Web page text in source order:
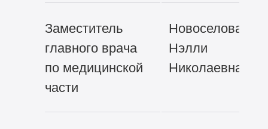
Заместитель
главного врача
по медицинской
части
Новоселова
Нэлли
Николаевна